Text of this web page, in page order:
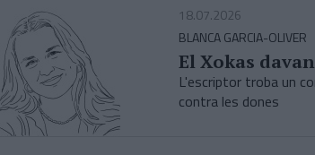
18.07.2026
BLANCA GARCIA-OLIVER
El Xokas
L'escriptor troba un
contra les dones